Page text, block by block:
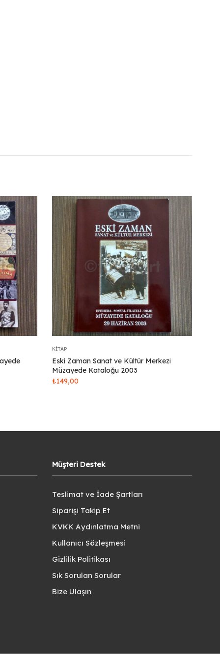
KITAP
Eski Zaman Sanat ve Kültür Merkezi
Müzayede Kataloğu 2003
₺149,00
Müşteri Destek
Teslimat ve İade Şartları
Siparişi Takip Et
KVKK Aydınlatma Metni
Kullanıcı Sözleşmesi
Gizlilik Politikası
Sık Sorulan Sorular
Bize Ulaşın